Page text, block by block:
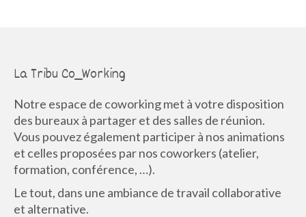
La Tribu Co_Working
Notre espace de coworking met à votre disposition
des bureaux à partager et des salles de réunion.
Vous pouvez également participer à nos animations
et celles proposées par nos coworkers (atelier,
formation, conférence, …).
Le tout, dans une ambiance de travail collaborative
et alternative.